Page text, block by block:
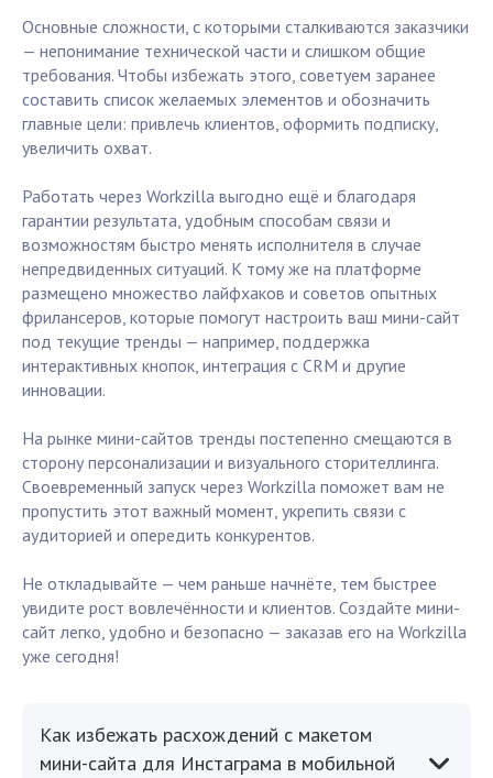
Основные сложности, с которыми сталкиваются заказчики
— непонимание технической части и слишком общие
требования. Чтобы избежать этого, советуем заранее
составить список желаемых элементов и обозначить
главные цели: привлечь клиентов, оформить подписку,
увеличить охват.
Работать через Workzilla выгодно ещё и благодаря
гарантии результата, удобным способам связи и
возможностям быстро менять исполнителя в случае
непредвиденных ситуаций. К тому же на платформе
размещено множество лайфхаков и советов опытных
фрилансеров, которые помогут настроить ваш мини-сайт
под текущие тренды — например, поддержка
интерактивных кнопок, интеграция с CRM и другие
инновации.
На рынке мини-сайтов тренды постепенно смещаются в
сторону персонализации и визуального сторителлинга.
Своевременный запуск через Workzilla поможет вам не
пропустить этот важный момент, укрепить связи с
аудиторией и опередить конкурентов.
Не откладывайте — чем раньше начнёте, тем быстрее
увидите рост вовлечённости и клиентов. Создайте мини-
сайт легко, удобно и безопасно — заказав его на Workzilla
уже сегодня!
Как избежать расхождений с макетом
мини-сайта для Инстаграма в мобильной